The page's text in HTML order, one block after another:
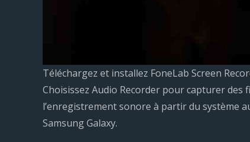
Téléchargez et installez FoneLab Screen
Choisissez Audio Recorder pour capturer
l’enregistrement sonore à partir du système
Samsung Galaxy.